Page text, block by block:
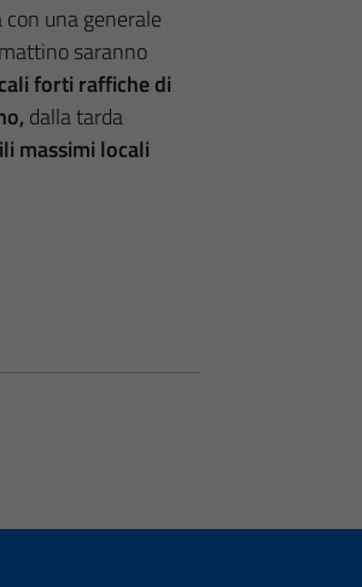
una generale
saranno
forti raffiche di
dalla tarda
massimi locali